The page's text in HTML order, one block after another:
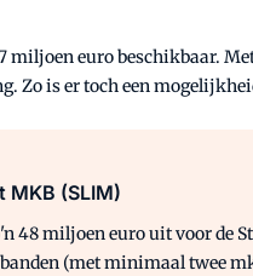
miljoen euro beschikbaar.
Zo is er toch een
MKB (SLIM)
48 miljoen euro uit voor
(met minimaal twee